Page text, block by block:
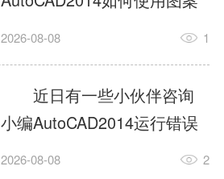
填充?今日为你们带来的文章
用图案填充的内容，还有不
清楚小伙伴和小编一起去学
习一下吧。1.打开
AutoCAD2014这款软件，进
2026-08-08 1
近日有一些小伙伴咨询
小编AutoCAD2014运行错误
怎么办?下面就为大家带来了
2026-08-08 2